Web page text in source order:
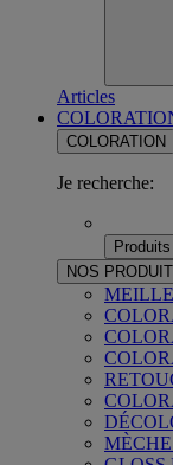
Articles
COLORATION
Je recherche:
Produits
NOS